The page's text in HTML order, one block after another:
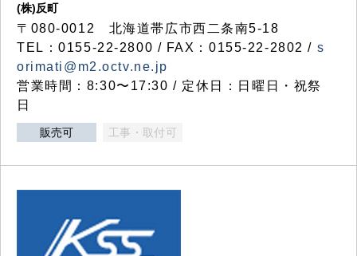
(株)反町
〒080-0012 北海道帯広市西二条南5-18
TEL：0155-22-2800 / FAX：0155-22-2802 / s
orimati@m2.octv.ne.jp
営業時間：8:30〜17:30 / 定休日：日曜日・祝祭
日
販売可 工事・取付可